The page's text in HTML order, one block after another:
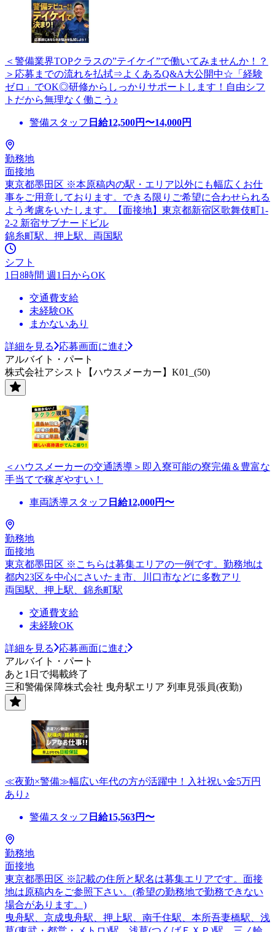
＜警備業界TOPクラスの”テイケイ”で働いてみませんか！？
＞応募までの流れを払拭⇒よくあるQ&A大公開中☆「経験
ゼロ」でOK◎研修からしっかりサポートします！自由シフ
トだから無理なく働こう♪
警備スタッフ 日給12,500円〜14,000円
勤務地
面接地
東京都墨田区 ※本原稿内の駅・エリア以外にも幅広くお仕
事をご用意しております。できる限りご希望に合わせられる
よう考慮をいたします。【面接地】東京都新宿区歌舞伎町1-
2-2 新宿サブナードビル
錦糸町駅、押上駅、両国駅
シフト
1日8時間 週1日からOK
交通費支給
未経験OK
まかないあり
詳細を見る
応募画面に進む
アルバイト・パート
株式会社アシスト【ハウスメーカー】K01_(50)
＜ハウスメーカーの交通誘導＞即入寮可能の寮完備＆豊富な
手当てで稼ぎやすい！
車両誘導スタッフ 日給12,000円〜
勤務地
面接地
東京都墨田区 ※こちらは募集エリアの一例です。勤務地は
都内23区を中心にさいたま市、川口市などに多数アリ
両国駅、押上駅、錦糸町駅
交通費支給
未経験OK
詳細を見る
応募画面に進む
アルバイト・パート
あと1日で掲載終了
三和警備保障株式会社 曳舟駅エリア 列車見張員(夜勤)
≪夜勤×警備≫幅広い年代の方が活躍中！入社祝い金5万円
あり♪
警備スタッフ 日給15,563円〜
勤務地
面接地
東京都墨田区 ※記載の住所と駅名は募集エリアです。面接
地は原稿内をご参照下さい。(希望の勤務地で勤務できない
場合があります。)
曳舟駅、京成曳舟駅、押上駅、南千住駅、本所吾妻橋駅、浅